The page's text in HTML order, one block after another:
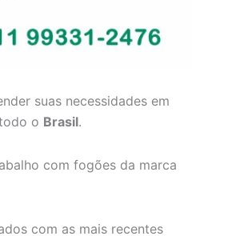
suas necessidades em
o Brasil.
com fogões da marca
com as mais recentes